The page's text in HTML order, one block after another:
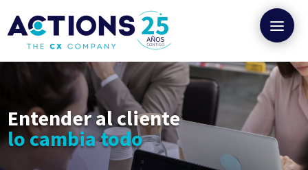
Entender al cliente
lo cambia todo